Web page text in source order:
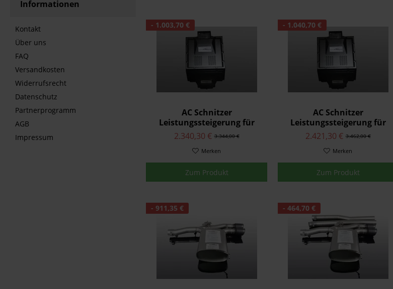
Informationen
Kontakt
Über uns
FAQ
Versandkosten
Widerrufsrecht
Datenschutz
Partnerprogramm
AGB
Impressum
- 1.003,70 €
AC Schnitzer
Leistungssteigerung für
MINI F57 John Cooper
Works
3.344,00 €
2.340,30 €
Merken
Zum Produkt
- 1.040,70 €
AC Schnitzer
Leistungssteigerung für
MINI F57 John Cooper
Works
3.462,00 €
2.421,30 €
Merken
Zum Produkt
- 911,35 € - 464,70 €